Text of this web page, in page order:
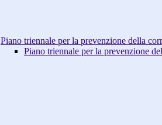
Piano triennale per la prevenzione della
Piano triennale per la prevenzione